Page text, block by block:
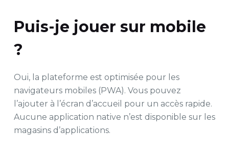
Puis-je jouer sur mobile
?
Oui, la plateforme est optimisée pour les
navigateurs mobiles (PWA). Vous pouvez
l’ajouter à l’écran d’accueil pour un accès rapide.
Aucune application native n’est disponible sur les
magasins d’applications.